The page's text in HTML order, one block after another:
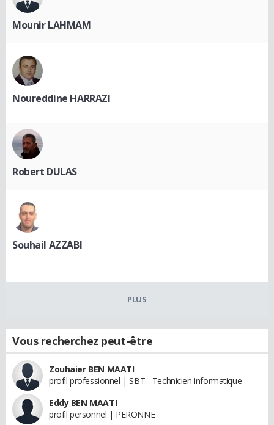
Mounir LAHMAM
Noureddine HARRAZI
Robert DULAS
Souhail AZZABI
PLUS
Vous recherchez peut-être
Zouhaier BEN MAATI
profil professionnel | SBT - Technicien informatique
Eddy BEN MAATI
profil personnel | PERONNE